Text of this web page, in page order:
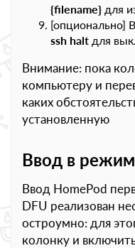
{filename} для
[опционально]
ssh halt для
Внимание: пока
компьютеру и
каких
установленную
Ввод в
Ввод HomePod
DFU реализован
остроумно: для
колонку и